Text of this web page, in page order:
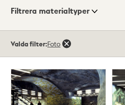
Visningsläge
Filtrera materialtyper
träffar
Valda filter:Foto